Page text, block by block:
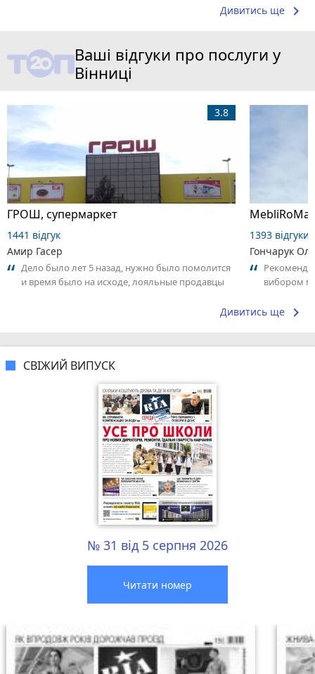
Дивитись ще keyboard_arrow_right
Ваші відгуки про послуги у
Вінниці
ГРОШ, супермаркет
3.8
1441 відгук
Амир Гасер
Дело было лет 5 назад, нужно было помолится
и время было на исходе, лояльные продавцы
1393 відгуки
Гончарук
вибором
Дивитись ще keyboard_arrow_right
СВІЖИЙ ВИПУСК
№ 31 від 5 серпня 2026
Читати номер